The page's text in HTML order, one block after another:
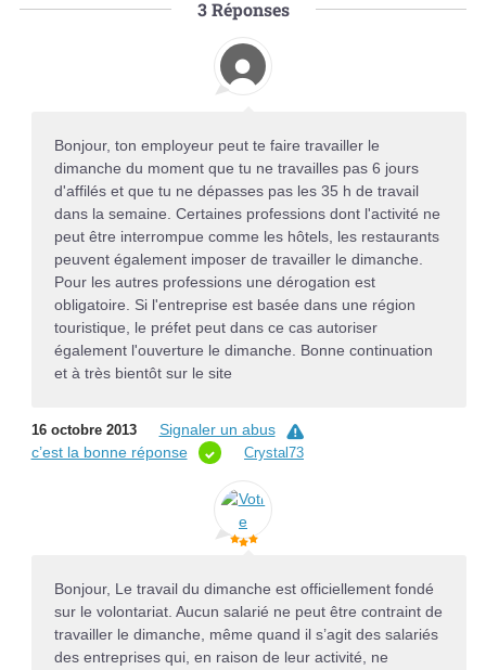
3Réponses
Bonjour, ton employeur peut te faire travailler le
dimanche du moment que tu ne travailles pas 6 jours
d'affilés et que tu ne dépasses pas les 35 h de travail
dans la semaine. Certaines professions dont l'activité ne
peut être interrompue comme les hôtels, les restaurants
peuvent également imposer de travailler le dimanche.
Pour les autres professions une dérogation est
obligatoire. Si l'entreprise est basée dans une région
touristique, le préfet peut dans ce cas autoriser
également l'ouverture le dimanche. Bonne continuation
et à très bientôt sur le site
16 octobre 2013
Signaler un abus
c’est la bonne réponse
Crystal73
Bonjour, Le travail du dimanche est officiellement fondé
sur le volontariat. Aucun salarié ne peut être contraint de
travailler le dimanche, même quand il s’agit des salariés
des entreprises qui, en raison de leur activité, ne